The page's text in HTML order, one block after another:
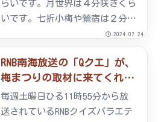
らいです。月世界は４分咲きくら
いです。七折小梅や鶯宿は２分咲
きくらいです。青軸や古城はまだ
１分咲きくらいです。すだれ梅は
蕾です。全体的には、５分咲きく
らいです。月世界梅園遠景
2024.07.24
RNB南海放送の「Qクエ」が、
梅まつりの取材に来てくれま
した。2017/02/27
毎週土曜日ひる11時55分から放
送されているRNBクイズバラエテ